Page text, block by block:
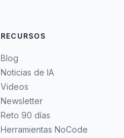
RECURSOS
Blog
Noticias de IA
Videos
Newsletter
Reto 90 días
Herramientas NoCode